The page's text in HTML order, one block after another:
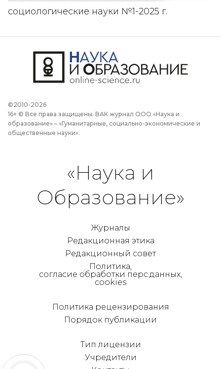
социологические науки №1-2025 г.
©2010-2026
16+ © Все права защищены. ВАК журнал ООО «Наука и
образование» – «Гуманитарные, социально-экономические и
общественные науки».
«Наука и
Образование»
Журналы
Редакционная этика
Редакционный совет
Политика,
согласие обработки перс.данных,
cookies
Политика рецензирования
Порядок публикации
Тип лицензии
Учредители